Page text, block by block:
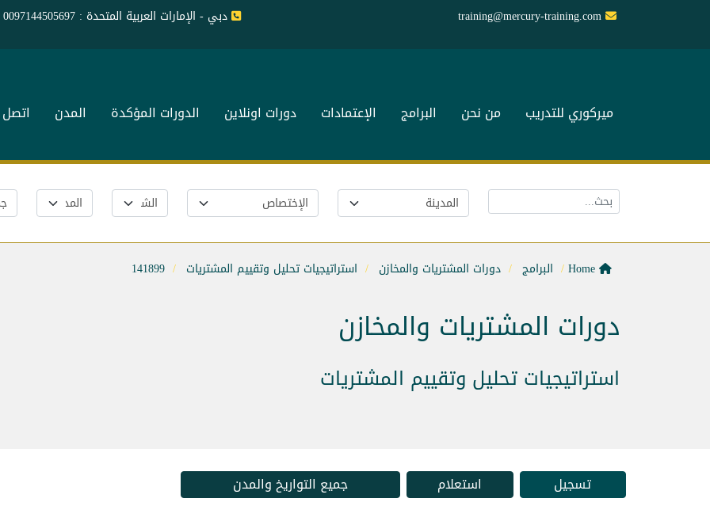
training@mercury-training.com دبي - الإمارات العربية المتحدة : 0097144505697
ميركوري للتدريب من نحن البرامج الإعتمادات دورات اونلاين الدورات المؤكدة المدن اتصل
البرامج دورات المشتريات والمخازن استراتيجيات تحليل وتقييم المشتريات 141899
دورات المشتريات والمخازن
استراتيجيات تحليل وتقييم المشتريات
تسجيل استعلام جميع التواريخ والمدن